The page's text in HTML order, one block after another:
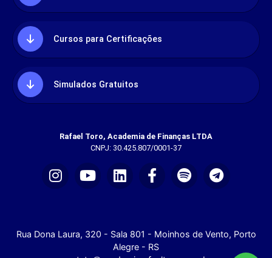
Cursos para Certificações
Simulados Gratuitos
Rafael Toro, Academia de Finanças LTDA
CNPJ: 30.425.807/0001-37
Rua Dona Laura, 320 - Sala 801 - Moinhos de Vento, Porto
Alegre - RS